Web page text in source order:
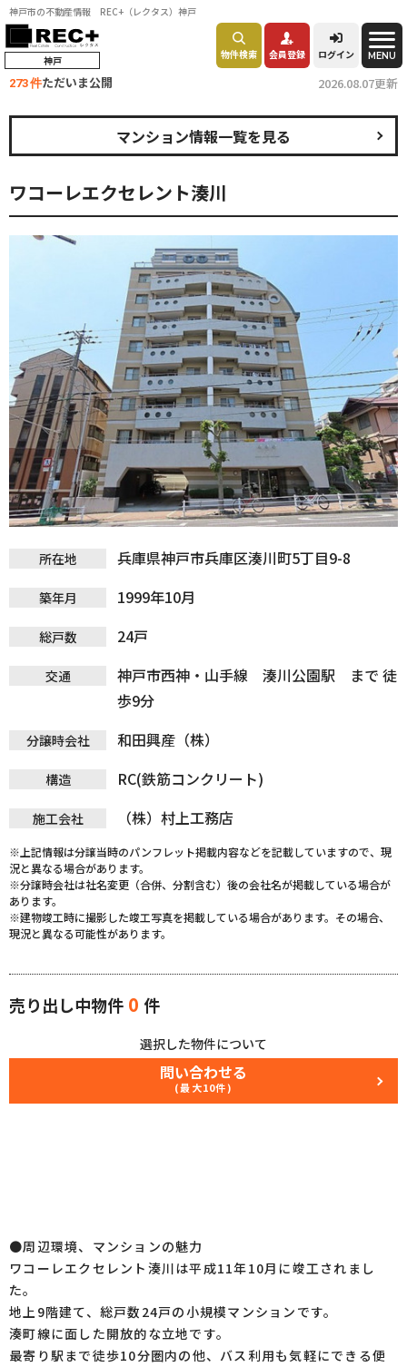
神戸市の不動産情報 REC+（レクタス）神戸
神戸 物件検索 会員登録 ログイン MENU
273 件ただいま公開 2026.08.07更新
ワコーレエクセレント湊川
マンション情報一覧を見る
所在地 兵庫県神戸市兵庫区湊川町5丁目9-8
築年月 1999年10月
総戸数 24戸
交通
神戸市西神・山手線 湊川公園駅 まで 徒
歩9分
分譲時会社 和田興産（株）
構造 RC(鉄筋コンクリート)
施工会社 （株）村上工務店
※上記情報は分譲当時のパンフレット掲載内容などを記載していますので、現
況と異なる場合があります。
※分譲時会社は社名変更（合併、分割含む）後の会社名が掲載している場合が
あります。
※建物竣工時に撮影した竣工写真を掲載している場合があります。その場合、
現況と異なる可能性があります。
売り出し中物件 0 件
選択した物件について
問い合わせる
(最大10件)
●周辺環境、マンションの魅力
ワコーレエクセレント湊川は平成11年10月に竣工されまし
た。
地上9階建て、総戸数24戸の小規模マンションです。
湊町線に面した開放的な立地です。
最寄り駅まで徒歩10分圏内の他、バス利用も気軽にできる便